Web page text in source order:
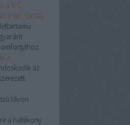
a WC
a WC tartály
a
az
távon
a hatékony